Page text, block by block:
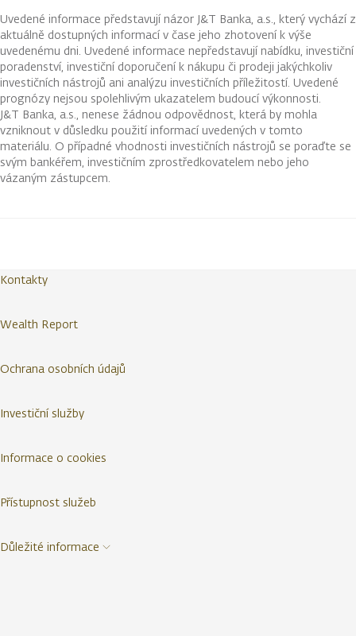
Uvedené informace představují názor J&T Banka, a.s., který vychází z
aktuálně dostupných informací v čase jeho zhotovení k výše
uvedenému dni. Uvedené informace nepředstavují nabídku, investiční
poradenství, investiční doporučení k nákupu či prodeji jakýchkoliv
investičních nástrojů ani analýzu investičních příležitostí. Uvedené
prognózy nejsou spolehlivým ukazatelem budoucí výkonnosti.
J&T Banka, a.s., nenese žádnou odpovědnost, která by mohla
vzniknout v důsledku použití informací uvedených v tomto
materiálu. O případné vhodnosti investičních nástrojů se poraďte se
svým bankéřem, investičním zprostředkovatelem nebo jeho
vázaným zástupcem.
Kontakty
Wealth Report
Ochrana osobních údajů
Investiční služby
Informace o cookies
Přístupnost služeb
Důležité informace